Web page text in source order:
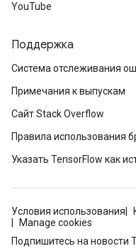
YouTube
Поддержка
Система отслеживания
Примечания к выпускам
Сайт Stack Overflow
Правила использования
Указать TensorFlow как
Условия использования
Manage cookies
Подпишитесь на новости